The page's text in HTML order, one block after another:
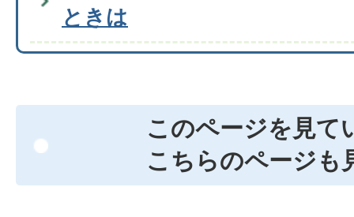
ときは
このページを見て
こちらのページも